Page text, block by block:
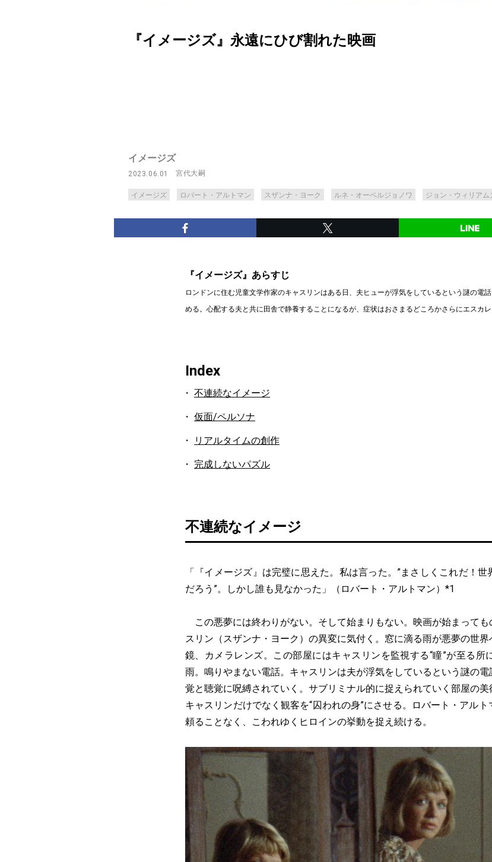
『イメージズ』永遠にひび割れた映画
イメージズ
2023.06.01 宮代大嗣
イメージズ ロバート・アルトマン スザンナ・ヨーク ルネ・オーベルジョノワ ジョン・ウィリアム
『イメージズ』あらすじ
ロンドンに住む児童文学作家のキャスリンはある日、夫ヒューが浮気をしているという謎の電
める。心配する夫と共に田舎で静養することになるが、症状はおさまるどころかさらにエスカレ
Index
不連続なイメージ
仮面/ペルソナ
リアルタイムの創作
完成しないパズル
不連続なイメージ
「『イメージズ』は完璧に思えた。私は言った。”まさしくこれだ！
だろう”。しかし誰も見なかった」（ロバート・アルトマン）*1
この悪夢には終わりがない。そして始まりもない。映画が始まっても
スリン（スザンナ・ヨーク）の異変に気付く。窓に滴る雨が悪夢の世界
鏡、カメラレンズ。この部屋にはキャスリンを監視する“瞳”が至る所
雨。鳴りやまない電話。キャスリンは夫が浮気をしているという謎の
覚と聴覚に呪縛されていく。サブリミナル的に捉えられていく部屋の美
キャスリンだけでなく観客を“囚われの身”にさせる。ロバート・アル
頼ることなく、こわれゆくヒロインの挙動を捉え続ける。